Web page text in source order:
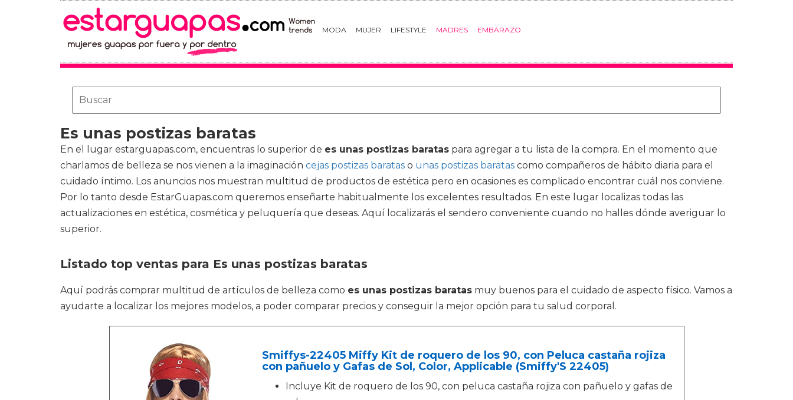
MODA MUJER LIFESTYLE MADRES EMBARAZO
Es unas postizas baratas
En el lugar estarguapas.com, encuentras lo superior de es unas postizas baratas para agregar a tu lista de la compra. En el momento que
charlamos de belleza se nos vienen a la imaginación cejas postizas baratas o unas postizas baratas como compañeros de hábito diaria para el
cuidado íntimo. Los anuncios nos muestran multitud de productos de estética pero en ocasiones es complicado encontrar cuál nos conviene.
Por lo tanto desde EstarGuapas.com queremos enseñarte habitualmente los excelentes resultados. En este lugar localizas todas las
actualizaciones en estética, cosmética y peluquería que deseas. Aquí localizarás el sendero conveniente cuando no halles dónde averiguar lo
superior.
Listado top ventas para Es unas postizas baratas
Aquí podrás comprar multitud de artículos de belleza como es unas postizas baratas muy buenos para el cuidado de aspecto físico. Vamos a
ayudarte a localizar los mejores modelos, a poder comparar precios y conseguir la mejor opción para tu salud corporal.
Smiffys-22405 Miffy Kit de roquero de los 90, con Peluca castaña rojiza
con pañuelo y Gafas de Sol, Color, Applicable (Smiffy'S 22405)
Incluye Kit de roquero de los 90, con peluca castaña rojiza con pañuelo y gafas de